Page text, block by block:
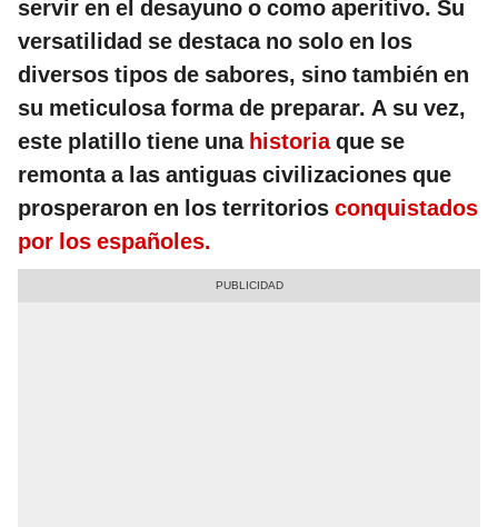
servir en el desayuno o como aperitivo. Su
versatilidad se destaca no solo en los
diversos tipos de sabores, sino también en
su meticulosa forma de preparar. A su vez,
este platillo tiene unahistoriaque se
remonta a las antiguas civilizaciones que
prosperaron en los territorios conquistados
por los españoles.